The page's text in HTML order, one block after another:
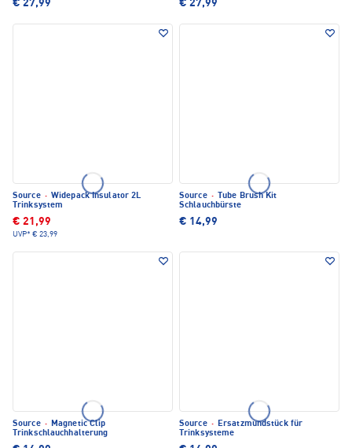
€ 27,99 € 27,99
Source · Widepack Insulator 2L
Trinksystem
€ 21,99
UVP* € 23,99
Source ·
Tube Brush Kit
Schlauchbürste
€ 14,99
Source · Magnetic Clip
Trinkschlauchhalterung
Source · Ersatzmundstück für
Trinksysteme